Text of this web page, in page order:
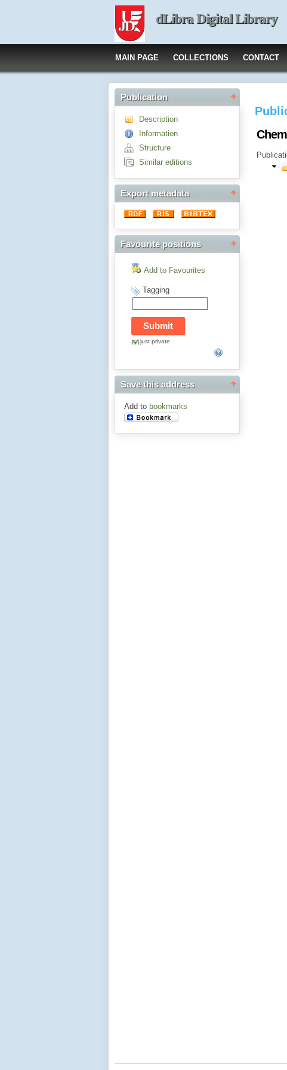
dLibra Digital Library
MAIN PAGE COLLECTIONS CONTACT
Publication
Description
Information
Structure
Similar editions
Export metadata
Favourite positions
Add to Favourites
Tagging
just private
Save this address
Add to bookmarks